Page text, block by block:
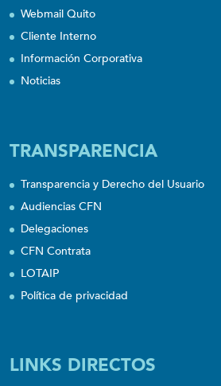
Webmail Quito
Cliente Interno
Información Corporativa
Noticias
TRANSPARENCIA
Transparencia y Derecho del Usuario
Audiencias CFN
Delegaciones
CFN Contrata
LOTAIP
Política de privacidad
LINKS DIRECTOS